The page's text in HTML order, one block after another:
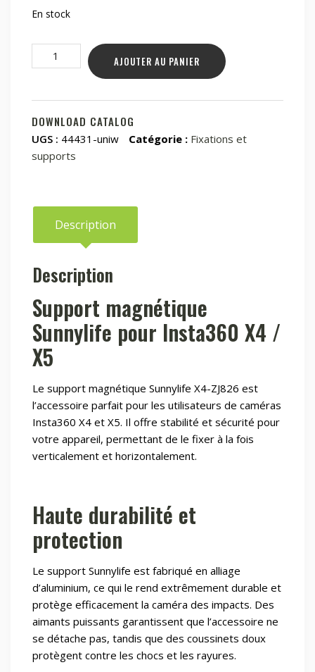
En stock
quantité
de
de
montage
magnétique
Sunnylife
X4
AJOUTER AU PANIER
DOWNLOAD CATALOG
UGS : 44431-uniw Catégorie : Fixations et
supports
Description
Description
Support magnétique
Sunnylife pour Insta360 X4 /
X5
Le support magnétique Sunnylife X4-ZJ826 est
l’accessoire parfait pour les utilisateurs de caméras
Insta360 X4 et X5. Il offre stabilité et sécurité pour
votre appareil, permettant de le fixer à la fois
verticalement et horizontalement.
Haute durabilité et
protection
Le support Sunnylife est fabriqué en alliage
d’aluminium, ce qui le rend extrêmement durable et
protège efficacement la caméra des impacts. Des
aimants puissants garantissent que l’accessoire ne
se détache pas, tandis que des coussinets doux
protègent contre les chocs et les rayures.